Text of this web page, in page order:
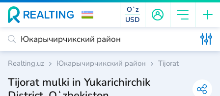
Oʻz
USD
Realting.uz Юкарычирчикский район Tijorat
Tijorat mulki in Yukarichirchik